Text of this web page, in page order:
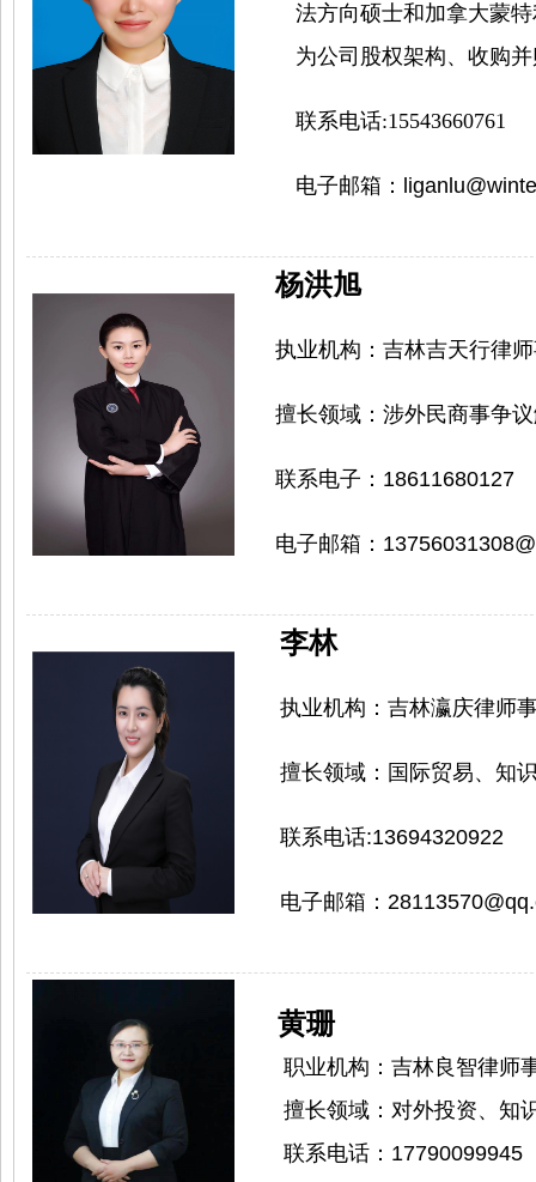
法方向硕士和加拿大蒙
为公司股权架构、收购
联系电话:15543660761
电子邮箱：
杨洪旭
执业机构： 吉林吉天行律
擅长领域： 涉外民商事争
联系电子： 18611680127
电子邮箱：
李林
执业机构： 吉林瀛庆律师
擅长领域： 国际贸易、知
联系电话:13694320922
电子邮箱：
黄珊
职业机构： 吉林良智律师
擅长领域： 对外投资、知
联系电话： 17790099945